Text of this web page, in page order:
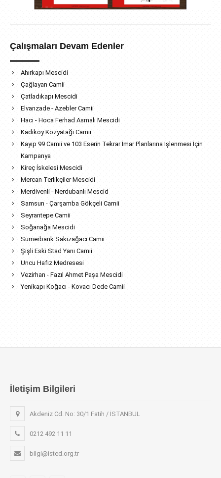
Çalışmaları Devam Edenler
Ahırkapı Mescidi
Çağlayan Camii
Çatladıkapı Mescidi
Elvanzade - Azebler Camii
Hacı - Hoca Ferhad Asmalı Mescidi
Kadıköy Kozyatağı Camii
Kayıp 99 Camii ve 103 Eserin Tekrar İmar Planlarına İşlenmesi İçin
Kampanya
Kireç İskelesi Mescidi
Mercan Terlikçiler Mescidi
Merdivenli - Nerdubanlı Mescid
Samsun - Çarşamba Gökçeli Camii
Seyrantepe Camii
Soğanağa Mescidi
Sümerbank Sakızağacı Camii
Şişli Eski Stad Yanı Camii
Uncu Hafız Medresesi
Vezirhan - Fazıl Ahmet Paşa Mescidi
Yenikapı Koğacı - Kovacı Dede Camii
İletişim Bilgileri
Akdeniz Cd. No: 30/1 Fatih / İSTANBUL
0212 492 11 11
bilgi@isted.org.tr